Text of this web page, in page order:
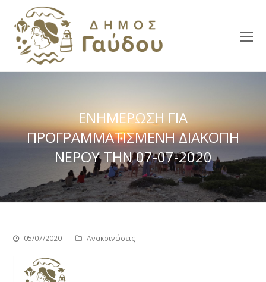
ΕΝΗΜΕΡΩΣΗ ΓΙΑ
ΠΡΟΓΡΑΜΜΑΤΙΣΜΕΝΗ ΔΙΑΚΟΠΗ
ΝΕΡΟΥ ΤΗΝ 07-07-2020
05/07/2020 Ανακοινώσεις